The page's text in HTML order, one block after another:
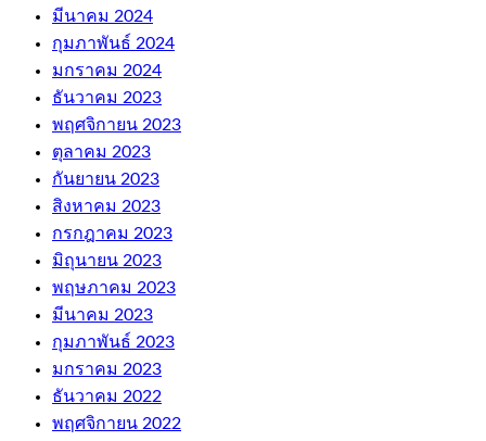
มีนาคม 2024
กุมภาพันธ์ 2024
มกราคม 2024
ธันวาคม 2023
พฤศจิกายน 2023
ตุลาคม 2023
กันยายน 2023
สิงหาคม 2023
กรกฎาคม 2023
มิถุนายน 2023
พฤษภาคม 2023
มีนาคม 2023
กุมภาพันธ์ 2023
มกราคม 2023
ธันวาคม 2022
พฤศจิกายน 2022